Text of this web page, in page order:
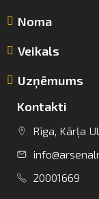
Noma
Veikals
Uzņēmums
Kontakti
Rīga, Kārļa
20001669